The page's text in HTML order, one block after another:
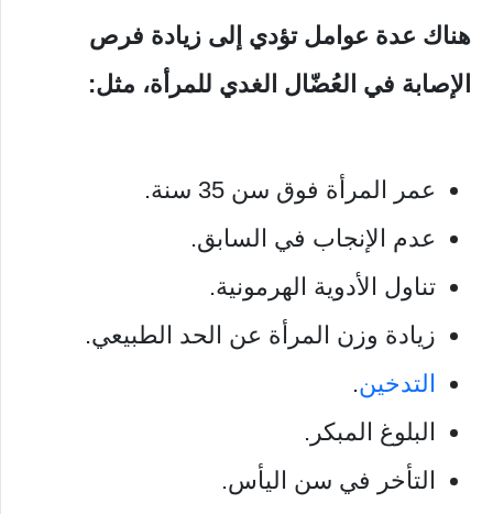
هناك عدة عوامل تؤدي إلى زيادة فرص
الإصابة في العُضّال الغدي للمرأة، مثل:
عمر المرأة فوق سن 35 سنة.
عدم الإنجاب في السابق.
تناول الأدوية الهرمونية.
زيادة وزن المرأة عن الحد الطبيعي.
التدخين.
البلوغ المبكر.
التأخر في سن اليأس.